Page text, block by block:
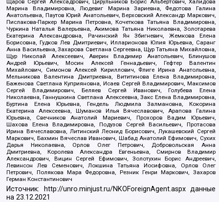
Щаров Сергей Алексадрович, Цирульников Борис Альбертович, Халидова
Марина Владимировна, Людевиг Марина Зариевна, Федотова Галина
Анатольевна, Паутов Юрий Анатольевич, Верховский Александр Маркович,
Пислакова-Паркер Марина Петровна, Кочеткова Татьяна Владимировна,
Чуркина Наталья Валерьевна, Акимова Татьяна Николаевна, Золотарева
Екатерина Александровна, Рачинский Ян Збигневич, Жемкова Елена
Борисовна, Гудков Лев Дмитриевич, Илларионова Юлия Юрьевна, Саранг
Анна Васильевна, Захарова Светлана Сергеевна, Щур Татьяна Михайловна,
Щур Николай Алексеевич, Аверин Владимир Анатольевич, Блинушов
Андрей Юрьевич, Мосин Алексей Геннадьевич, Гефтер Валентин
Михайлович, Симонов Алексей Кириллович, Флиге Ирина Анатольевна,
Мельникова Валентина Дмитриевна, Вититинова Елена Владимировна,
Баженова Светлана Куприяновна, Исаев Сергей Владимирович, Максимов
Сергей Владимирович, Беляев Сергей Иванович, Голубева Елена
Николаевна, Ганнушкина Светлана Алексеевна, Закс Елена Владимировна,
Буртина Елена Юрьевна, Гендель Людмила Залмановна, Кокорина
Екатерина Алексеевна, Шуманов Илья Вячеславович, Арапова Галина
Юрьевна, Свечников Анатолий Мариевич, Прохоров Вадим Юрьевич,
Шахова Елена Владимировна, Подузов Сергей Васильевич, Протасова
Ирина Вячеславовна, Литинский Леонид Борисович, Лукашевский Сергей
Маркович, Бахмин Вячеслав Иванович, Шабад Анатолий Ефимович, Сухих
Дарья Николаевна, Орлов Олег Петрович, Добровольская Анна
Дмитриевна, Королева Александра Евгеньевна, Смирнов Владимир
Александрович, Вицин Сергей Ефимович, Золотухин Борис Андреевич,
Левинсон Лев Семенович, Локшина Татьяна Иосифовна, Орлов Олег
Петрович, Полякова Мара Федоровна, Резник Генри Маркович, Захаров
Герман Константинович
Источник: http://unro.minjust.ru/NKOForeignAgent.aspxданные
на23.12.2021